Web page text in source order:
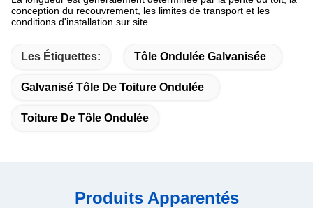
conception du recouvrement, les limites de transport et les
conditions d'installation sur site.
Les Étiquettes: Tôle Ondulée Galvanisée
Galvanisé Tôle De Toiture Ondulée
Toiture De Tôle Ondulée
Produits Apparentés